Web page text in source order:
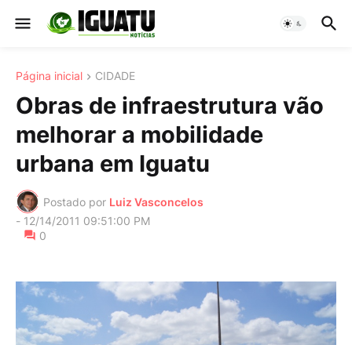
Página inicial CIDADE
Obras de infraestrutura vão
melhorar a mobilidade
urbana em Iguatu
Postado por Luiz Vasconcelos
- 12/14/2011 09:51:00 PM
0